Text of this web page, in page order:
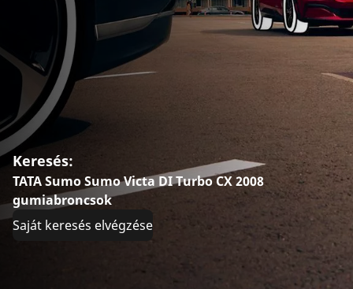
Keresés:
TATA Sumo Sumo Victa DI Turbo CX 2008
gumiabroncsok
Saját keresés elvégzése